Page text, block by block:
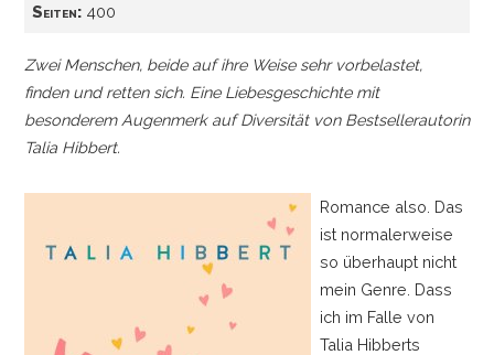
Seiten:400
Zwei Menschen, beide auf ihre Weise sehr vorbelastet,
finden und retten sich. Eine Liebesgeschichte mit
besonderem Augenmerk auf Diversität von Bestsellerautorin
Talia Hibbert.
Romance also. Das
ist normalerweise
so überhaupt nicht
mein Genre. Dass
ich im Falle von
Talia Hibberts